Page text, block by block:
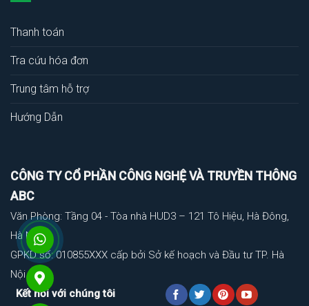
Thanh toán
Tra cứu hóa đơn
Trung tâm hỗ trợ
Hướng Dẫn
CÔNG TY CỔ PHẦN CÔNG NGHỆ VÀ TRUYỀN THÔNG
ABC
Văn Phòng: Tầng 04 - Tòa nhà HUD3 – 121 Tô Hiệu, Hà Đông,
Hà Nội
GPKD số: 010855XXX cấp bởi Sở kế hoạch và Đầu tư TP. Hà
Nội
Kết nối với chúng tôi